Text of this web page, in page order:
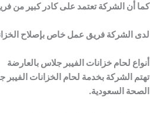
كما أن الشركة تعتمد على كادر كبير من
لدى الشركة فريق عمل خاص بإصلاح
أنواع لحام خزانات الفيبر جلاس بالعارضة
تهتم الشركة بخدمة لحام الخزانات
الصحة السعودية.